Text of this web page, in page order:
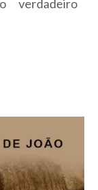
verdadeiro